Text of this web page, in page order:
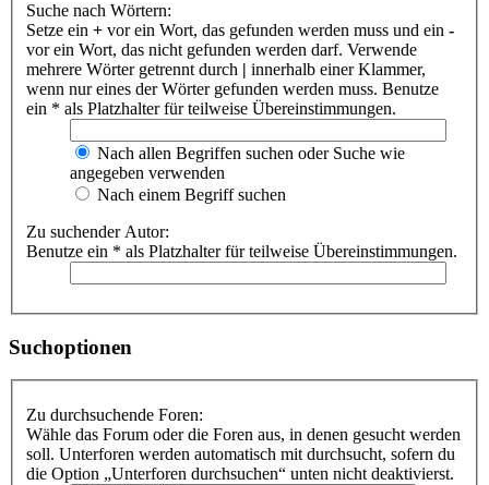
Suche nach Wörtern:
Setze ein + vor ein Wort, das gefunden werden muss und ein -
vor ein Wort, das nicht gefunden werden darf. Verwende
mehrere Wörter getrennt durch | innerhalb einer Klammer,
wenn nur eines der Wörter gefunden werden muss. Benutze
ein * als Platzhalter für teilweise Übereinstimmungen.
Nach allen Begriffen suchen oder Suche wie
angegeben verwenden
Nach einem Begriff suchen
Zu suchender Autor:
Benutze ein * als Platzhalter für teilweise Übereinstimmungen.
Suchoptionen
Zu durchsuchende Foren:
Wähle das Forum oder die Foren aus, in denen gesucht werden
soll. Unterforen werden automatisch mit durchsucht, sofern du
die Option „Unterforen durchsuchen“ unten nicht deaktivierst.